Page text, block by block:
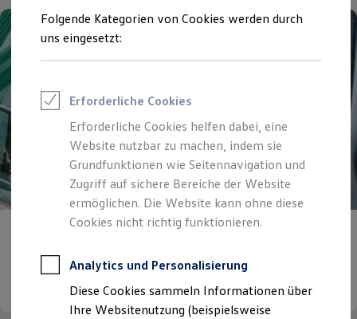
Saisonangebote
Reifenpakete
Leasing
Leasing-Angebote
Elektroauto Leasing
Kleinwagen-Leasing
Leasing ohne Anzahlung
Finanzierung
Autokredit mit Schlussrate
Versicherungen und Garantien
Kfz-Versicherung
Restschuldversicherungen
Garantien
Professional Class bei Volkswagen
Behörden
Direktkunden
Teil unseres Teams!
Details ansehen
Folgende Kategorien von Cookies werden durch
uns eingesetzt:
Erforderliche Cookies
Erforderliche Cookies helfen dabei, eine
Website nutzbar zu machen, indem sie
Grundfunktionen wie Seitennavigation und
Zugriff auf sichere Bereiche der Website
ermöglichen. Die Website kann ohne diese
Cookies nicht richtig funktionieren.
Analytics und Personalisierung
Diese Cookies sammeln Informationen über
Ihre Websitenutzung (beispielsweise